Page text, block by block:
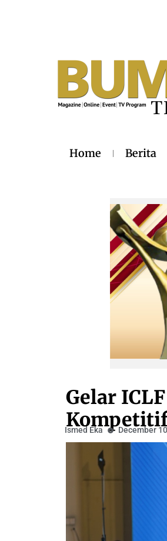
Home Berita
Gelar
Ismed Eka December